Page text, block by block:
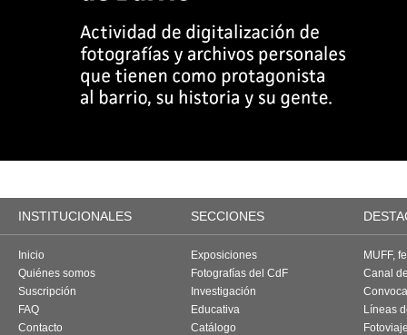
INSTITUCIONALES SECCIONES
Inicio
Quiénes somos
Suscripción
FAQ
Contacto
Exposiciones
Fotografías del CdF
Investigación
Educativa
Catálogo
MUFF,
Canal
Líneas